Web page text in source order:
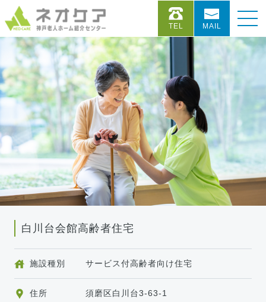
TEL MAIL
白川台会館高齢者住宅
施設種別 サービス付高齢者向け住宅
住所
須磨区白川台3-63-1